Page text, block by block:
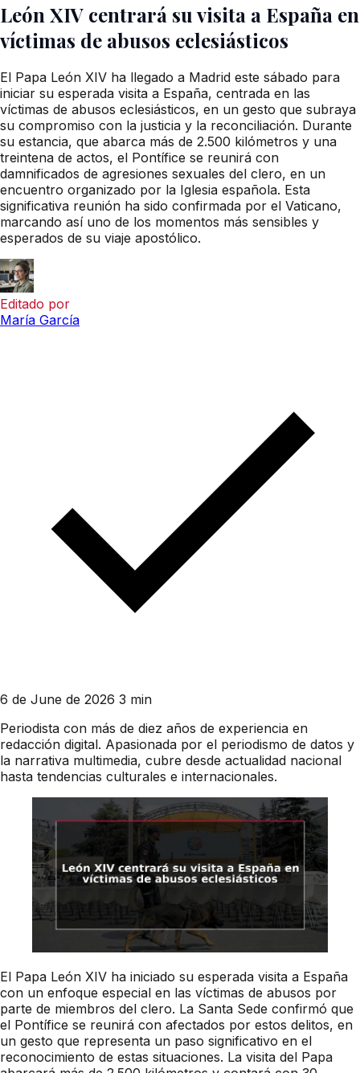
León XIV centrará su visita a España en
víctimas de abusos eclesiásticos
El Papa León XIV ha llegado a Madrid este sábado para
iniciar su esperada visita a España, centrada en las
víctimas de abusos eclesiásticos, en un gesto que subraya
su compromiso con la justicia y la reconciliación. Durante
su estancia, que abarca más de 2.500 kilómetros y una
treintena de actos, el Pontífice se reunirá con
damnificados de agresiones sexuales del clero, en un
encuentro organizado por la Iglesia española. Esta
significativa reunión ha sido confirmada por el Vaticano,
marcando así uno de los momentos más sensibles y
esperados de su viaje apostólico.
Editado por
María García
6 de June de 2026 3 min
Periodista con más de diez años de experiencia en
redacción digital. Apasionada por el periodismo de datos y
la narrativa multimedia, cubre desde actualidad nacional
hasta tendencias culturales e internacionales.
El Papa León XIV ha iniciado su esperada visita a España
con un enfoque especial en las víctimas de abusos por
parte de miembros del clero. La Santa Sede confirmó que
el Pontífice se reunirá con afectados por estos delitos, en
un gesto que representa un paso significativo en el
reconocimiento de estas situaciones. La visita del Papa